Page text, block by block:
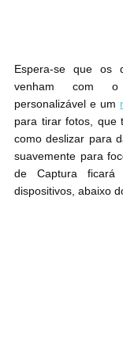
Espera-se que os
venham com
personalizável e um
para tirar fotos, que
como deslizar para
suavemente para
de Captura
dispositivos, abaixo